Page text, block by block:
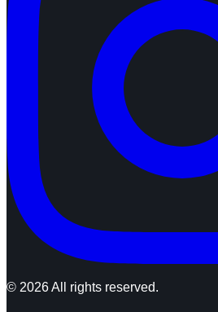
© 2026 All rights reserved.